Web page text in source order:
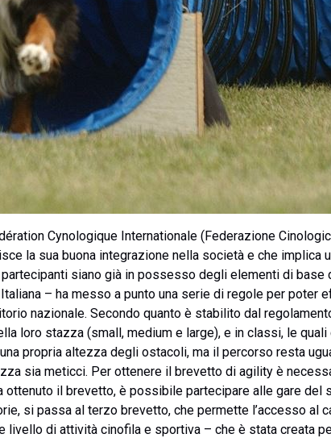
Cynologique Internationale (Federazione
la sua buona integrazione nella società e che implica
siano già in possesso degli elementi di base
– ha messo a punto una serie di regole per poter
nazionale. Secondo quanto è stabilito dal
loro stazza (small, medium e large), e in classi, le
propria altezza degli ostacoli, ma il percorso resta
sia meticci. Per ottenere il brevetto di agility è
il brevetto, è possibile partecipare alle gare del
si passa al terzo brevetto, che permette l’accesso al
livello di attività cinofila e sportiva – che è stata creata